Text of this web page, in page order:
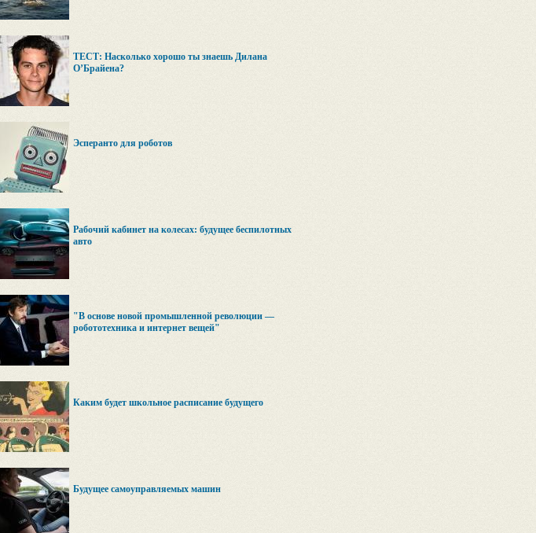
ТЕСТ: Насколько хорошо ты знаешь Дилана
О’Брайена?
Эсперанто для роботов
Рабочий кабинет на колесах: будущее беспилотных
авто
"В основе новой промышленной революции —
робототехника и интернет вещей"
Каким будет школьное расписание будущего
Будущее самоуправляемых машин